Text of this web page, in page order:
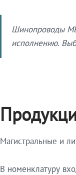
Шинопроводы
исполнению.
Магистральные и
В номенклатуру